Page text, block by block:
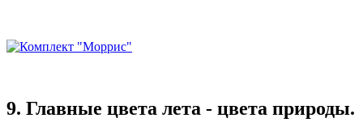
9. Главные цвета лета - цвета природы.